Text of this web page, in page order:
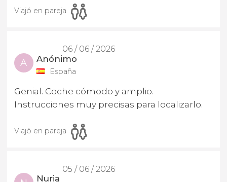
Viajó en pareja
06 / 06 / 2026
A Anónimo
España
Genial. Coche cómodo y amplio.
Instrucciones muy precisas para localizarlo.
Viajó en pareja
05 / 06 / 2026
Nuria